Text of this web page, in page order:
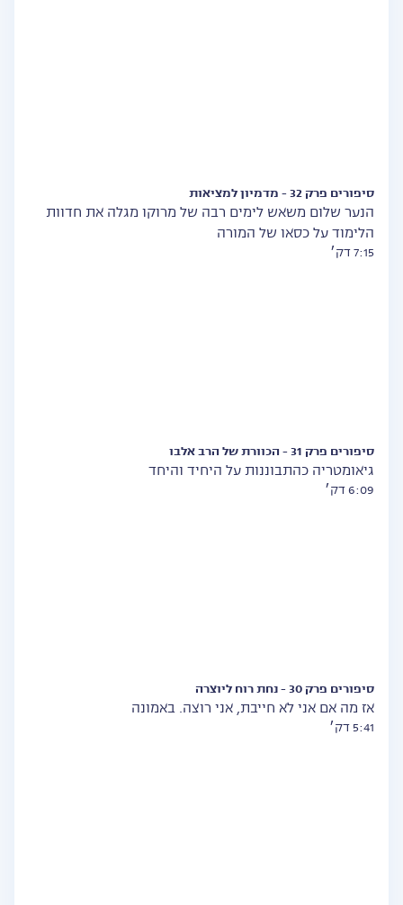
סיפורים פרק 32 - מדמיון למציאות
הנער שלום משאש לימים רבה של מרוקו מגלה את חדוות
הלימוד על כסאו של המורה
7:15 דק׳
סיפורים פרק 31 - הכוורת של הרב אלבו
גיאומטריה כהתבוננות על היחיד והיחד
6:09 דק׳
סיפורים פרק 30 - נחת רוח ליוצרה
אז מה אם אני לא חייבת, אני רוצה. באמונה
5:41 דק׳